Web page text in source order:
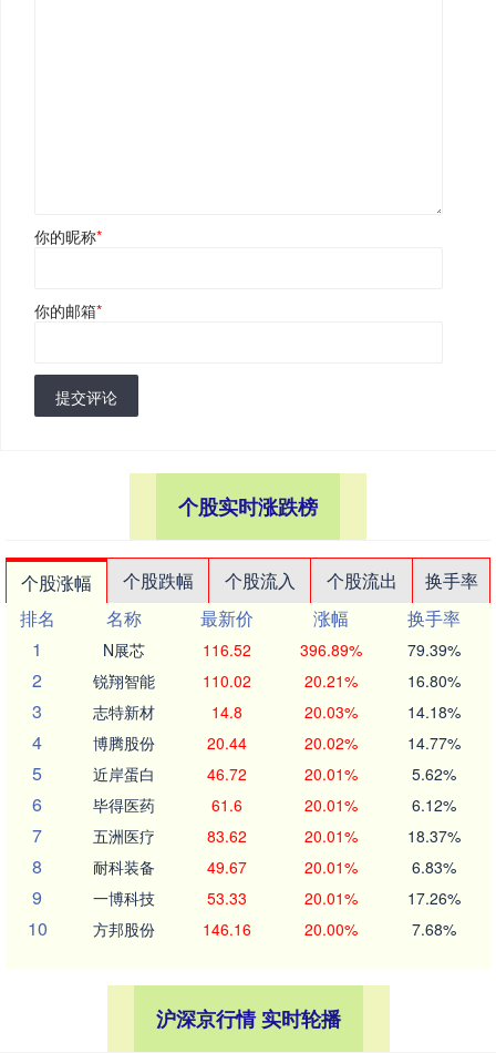
你的昵称*
你的邮箱*
提交评论
个股实时涨跌榜
个股涨幅 个股跌幅 个股流入 个股流出
换手率
排名
名称 最新价 涨幅
换手率
1
N展芯 116.52 396.89% 79.39%
2 锐翔智能 110.02 20.21% 16.80%
3 志特新材 14.8 20.03% 14.18%
4 博腾股份 20.44 20.02% 14.77%
5 近岸蛋白 46.72 20.01% 5.62%
6 毕得医药 61.6 20.01% 6.12%
7 五洲医疗 83.62 20.01% 18.37%
8 耐科装备 49.67 20.01% 6.83%
9 一博科技 53.33 20.01% 17.26%
10 方邦股份 146.16 20.00% 7.68%
沪深京行情 实时轮播